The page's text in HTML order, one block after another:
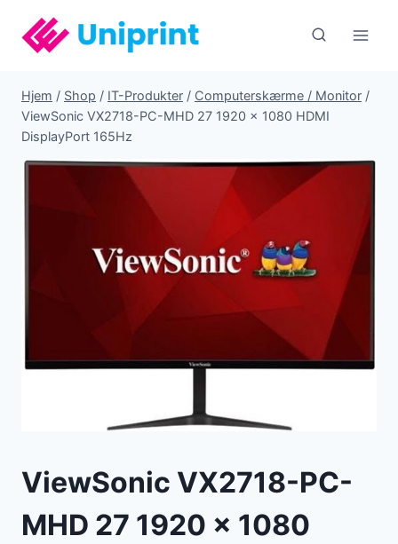
indhold
Hjem / Shop / IT-Produkter / Computerskærme / Monitor /
ViewSonic VX2718-PC-MHD 27 1920 x 1080 HDMI
DisplayPort 165Hz
ViewSonic VX2718-PC-
MHD 27 1920 x 1080